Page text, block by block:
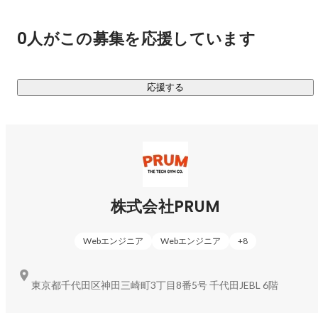
0人がこの募集を応援しています
応援する
株式会社PRUM
Webエンジニア Webエンジニア +8
東京都千代田区神田三崎町3丁目8番5号 千代田JEBL 6階